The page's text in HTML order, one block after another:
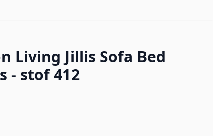
Living Jillis Sofa Bed
- stof 412